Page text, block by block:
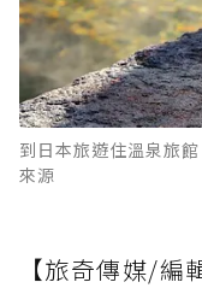
到日本旅遊住溫泉
來源
【旅奇傳媒/編